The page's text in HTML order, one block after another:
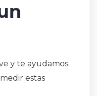
y te ayudamos
estas